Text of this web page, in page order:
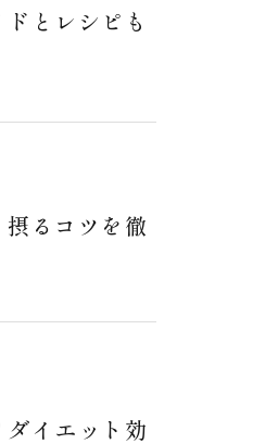
とレシピも
るコツを徹
イエット効